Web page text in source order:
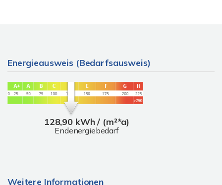
Energieausweis (Bedarfsausweis)
128,90 kWh / (m²*a)
Endenergiebedarf
Weitere Informationen